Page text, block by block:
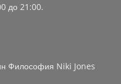
до 21:00.
Философия Niki Jones